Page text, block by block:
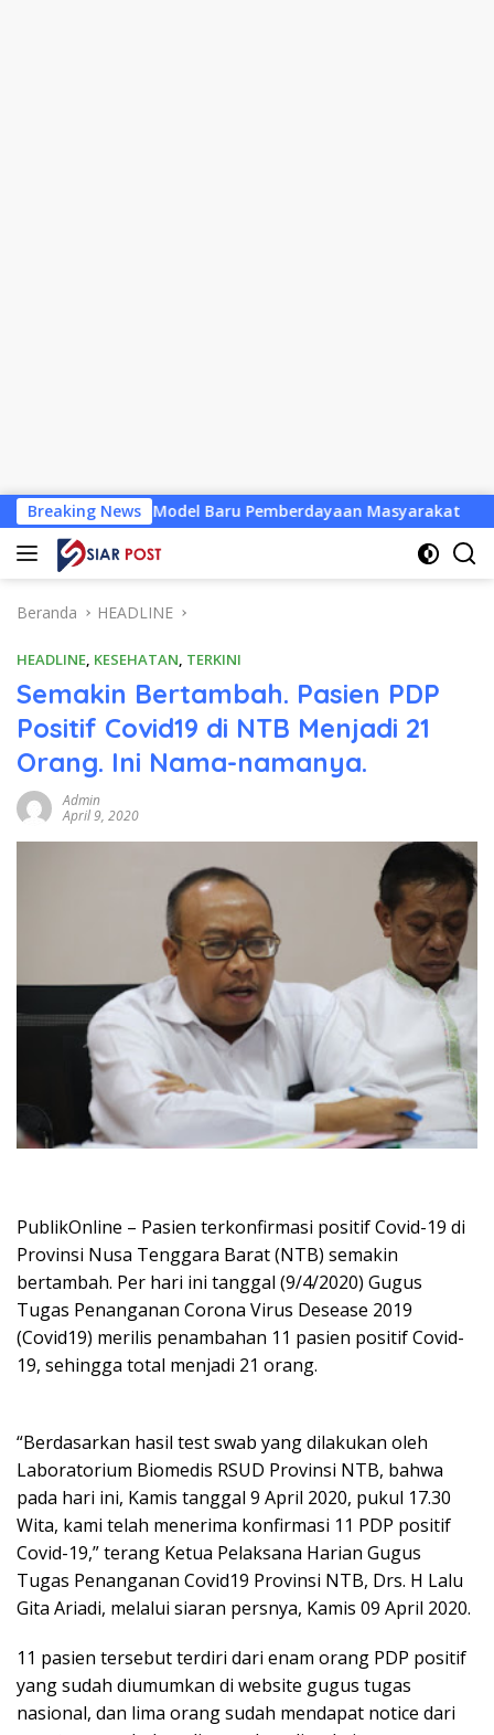
Langsung
ke
konten
Breaking News
Model Baru Pemberdayaan Masyarakat HUT ke-64,
Beranda HEADLINE
HEADLINE, KESEHATAN, TERKINI
Semakin Bertambah. Pasien PDP
Positif Covid19 di NTB Menjadi 21
Orang. Ini Nama-namanya.
Admin
April 9, 2020
PublikOnline – Pasien terkonfirmasi positif Covid-19 di
Provinsi Nusa Tenggara Barat (NTB) semakin
bertambah. Per hari ini tanggal (9/4/2020) Gugus
Tugas Penanganan Corona Virus Desease 2019
(Covid19) merilis penambahan 11 pasien positif Covid-
19, sehingga total menjadi 21 orang.
“Berdasarkan hasil test swab yang dilakukan oleh
Laboratorium Biomedis RSUD Provinsi NTB, bahwa
pada hari ini, Kamis tanggal 9 April 2020, pukul 17.30
Wita, kami telah menerima konfirmasi 11 PDP positif
Covid-19,” terang Ketua Pelaksana Harian Gugus
Tugas Penanganan Covid19 Provinsi NTB, Drs. H Lalu
Gita Ariadi, melalui siaran persnya, Kamis 09 April 2020.
11 pasien tersebut terdiri dari enam orang PDP positif
yang sudah diumumkan di website gugus tugas
nasional, dan lima orang sudah mendapat notice dari